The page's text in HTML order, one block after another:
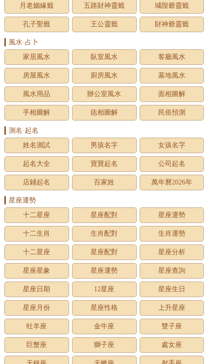
月老姻緣籤 五路財神靈籤 城隍爺靈籤
孔子聖籤 王公靈籤 財神爺靈籤
風水·占卜
家居風水
臥室風水 客廳風水
房屋風水 廚房風水 墓地風水
風水用品 辦公室風水 面相圖解
手相圖解 痣相圖解 民俗預測
測名·起名
姓名測試
男孩名字 女孩名字
起名大全 寶寶起名 公司起名
店鋪起名 百家姓 萬年曆2026年
星座運勢
十二星座
星座配對 星座運勢
十二生肖 生肖配對 生肖運勢
十二星座 星座配對 星座分析
星座星象 星座運勢 星座查詢
星座日期 12星座 星座生日
星座月份 星座性格 上升星座
牡羊座 金牛座 雙子座
巨蟹座 獅子座 處女座